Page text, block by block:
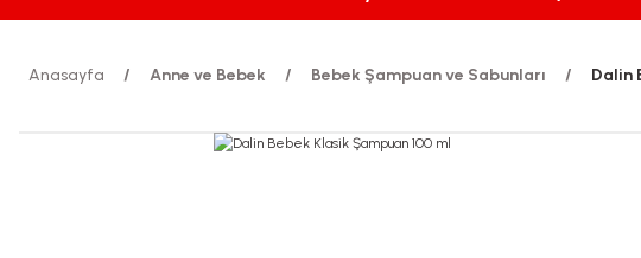
Anasayfa Anne ve Bebek Bebek Şampuan ve Sabunları Dalin